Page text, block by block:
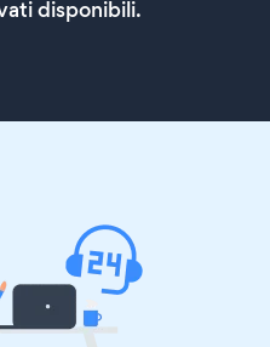
disponibili.